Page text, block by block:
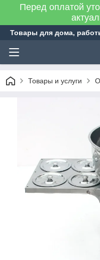
Перед оплатой
Товары для дома,
Товары и услуги